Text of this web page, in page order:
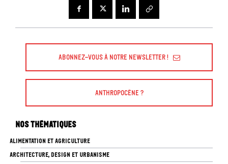
Abonnez-vous à Notre Newsletter !
Anthropocène ?
Nos thématiques
ALIMENTATION ET AGRICULTURE
ARCHITECTURE, DESIGN ET URBANISME